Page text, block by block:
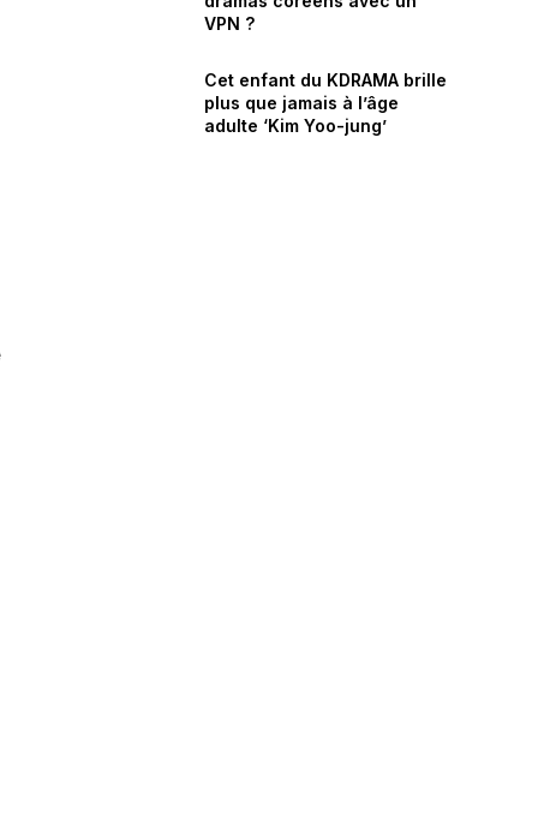
VPN ?
Cet enfant du KDRAMA brille
plus que jamais à l’âge
adulte ‘Kim Yoo-jung’